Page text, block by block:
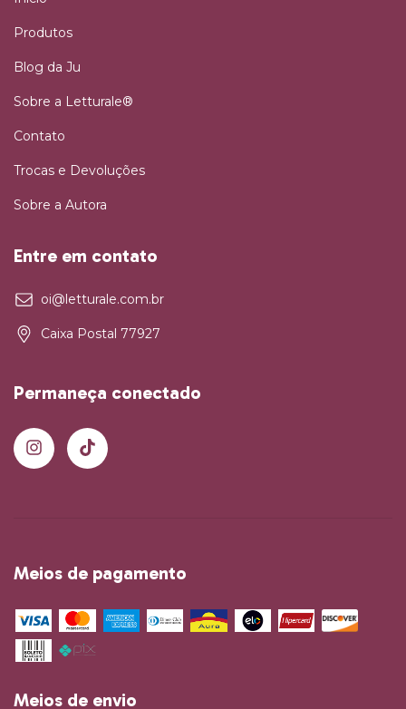
Produtos
Blog da Ju
Sobre a Letturale®
Contato
Trocas e Devoluções
Sobre a Autora
Entre em contato
oi@letturale.com.br
Caixa Postal 77927
Permaneça conectado
Meios de pagamento
Meios de envio